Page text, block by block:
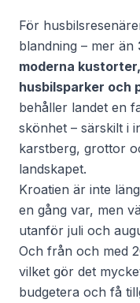
För
blandning – mer än
moderna
husbilsparker och
behåller landet en
skönhet – särskilt i
karstberg, grottor
landskapet.
Kroatien är inte
en gång var, men
utanför juli och
Och från och med
vilket gör det
budgetera och få